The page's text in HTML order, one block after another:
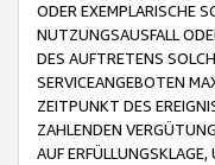
ODER EXEMPLARISCHE
NUTZUNGSAUSFALL
DES AUFTRETENS
SERVICEANGEBOTEN
ZEITPUNKT DES
ZAHLENDEN
AUF